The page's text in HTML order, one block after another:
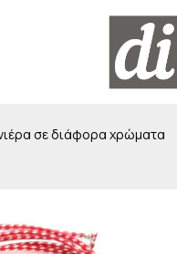
σε διάφορα χρώματα